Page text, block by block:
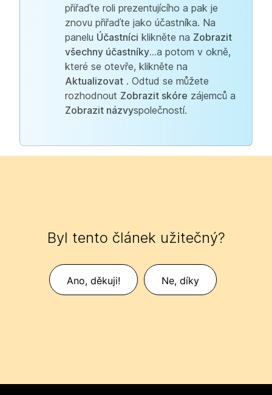
přiřaďte roli prezentujícího a pak je
znovu přiřaďte jako účastníka. Na
panelu Účastníci klikněte na Zobrazit
všechny účastníky...a potom v okně,
které se otevře, klikněte na
Aktualizovat . Odtud se můžete
rozhodnout Zobrazit skóre zájemců a
Zobrazit názvyspolečností.
Byl tento článek užitečný?
Ano, děkuji! Ne, díky